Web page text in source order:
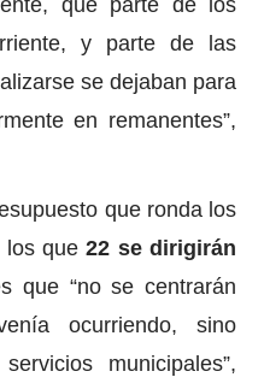
que parte de los
y parte de las
se dejaban para
en remanentes”,
que ronda los
los que22 se dirigirán
que “no se centrarán
ocurriendo, sino
municipales”,